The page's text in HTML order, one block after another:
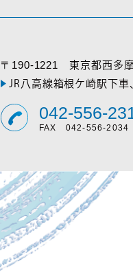
〒190-1221 東京都西多
JR八高線箱根ケ崎駅下車
042-556-
FAX 042-556-2034